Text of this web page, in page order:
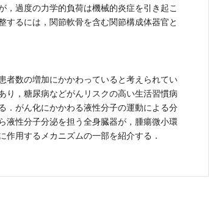
，過度の力学的負荷は機械的炎症を引き起こ
するには，関節軟骨を含む関節構成体器官と
数の増加にかかわっていると考えられてい
り，糖尿病などがんリスクの高い生活習慣病
．がん化にかかわる液性分子の運動による分
液性分子分泌を担う全身臓器が，腫瘍微小環
用するメカニズムの一部を紹介する．